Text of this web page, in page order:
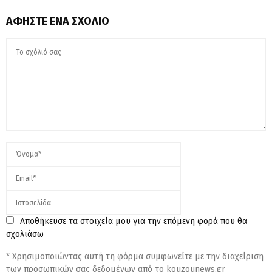
ΑΦΉΣΤΕ ΈΝΑ ΣΧΌΛΙΟ
Αποθήκευσε τα στοιχεία μου για την επόμενη φορά που θα
σχολιάσω
* Χρησιμοποιώντας αυτή τη φόρμα συμφωνείτε με την διαχείριση
των προσωπικών σας δεδομένων από το kouzounews.gr